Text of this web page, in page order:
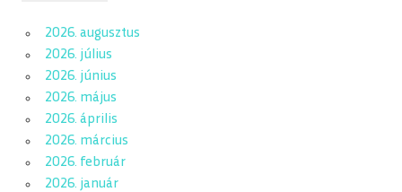
2026. augusztus
2026. július
2026. június
2026. május
2026. április
2026. március
2026. február
2026. január